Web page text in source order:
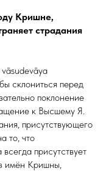
Кришне,
страдания
склониться перед
поклонение
к Высшему Я.
присутствующего
то, что
присутствует
имён Кришны,